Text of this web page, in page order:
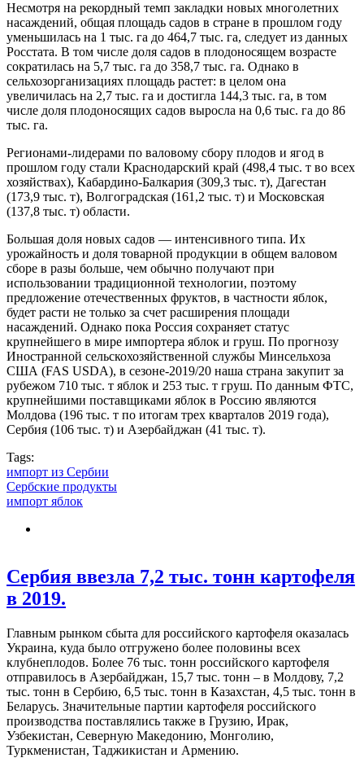
Несмотря на рекордный темп закладки новых многолетних
насаждений, общая площадь садов в стране в прошлом году
уменьшилась на 1 тыс. га до 464,7 тыс. га, следует из данных
Росстата. В том числе доля садов в плодоносящем возрасте
сократилась на 5,7 тыс. га до 358,7 тыс. га. Однако в
сельхозорганизациях площадь растет: в целом она
увеличилась на 2,7 тыс. га и достигла 144,3 тыс. га, в том
числе доля плодоносящих садов выросла на 0,6 тыс. га до 86
тыс. га.
Регионами-лидерами по валовому сбору плодов и ягод в
прошлом году стали Краснодарский край (498,4 тыс. т во всех
хозяйствах), Кабардино-Балкария (309,3 тыс. т), Дагестан
(173,9 тыс. т), Волгоградская (161,2 тыс. т) и Московская
(137,8 тыс. т) области.
Большая доля новых садов — интенсивного типа. Их
урожайность и доля товарной продукции в общем валовом
сборе в разы больше, чем обычно получают при
использовании традиционной технологии, поэтому
предложение отечественных фруктов, в частности яблок,
будет расти не только за счет расширения площади
насаждений. Однако пока Россия сохраняет статус
крупнейшего в мире импортера яблок и груш. По прогнозу
Иностранной сельскохозяйственной службы Минсельхоза
США (FAS USDA), в сезоне-2019/20 наша страна закупит за
рубежом 710 тыс. т яблок и 253 тыс. т груш. По данным ФТС,
крупнейшими поставщиками яблок в Россию являются
Молдова (196 тыс. т по итогам трех кварталов 2019 года),
Сербия (106 тыс. т) и Азербайджан (41 тыс. т).
Tags:
импорт из Сербии
Сербские продукты
импорт яблок
Сербия ввезла 7,2 тыс. тонн картофеля
в 2019.
Главным рынком сбыта для российского картофеля оказалась
Украина, куда было отгружено более половины всех
клубнеплодов. Более 76 тыс. тонн российского картофеля
отправилось в Азербайджан, 15,7 тыс. тонн – в Молдову, 7,2
тыс. тонн в Сербию, 6,5 тыс. тонн в Казахстан, 4,5 тыс. тонн в
Беларусь. Значительные партии картофеля российского
производства поставлялись также в Грузию, Ирак,
Узбекистан, Северную Македонию, Монголию,
Туркменистан, Таджикистан и Армению.